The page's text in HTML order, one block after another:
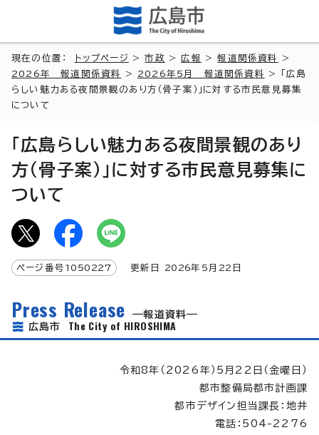
現在の位置： トップページ >市政 >広報 >報道関係資料
>
2026年 報道関係資料
> 2026年5月 報道関係資料
> 「広島
らしい魅力ある夜間景観のあり方（骨子案）」に対する市民意見募集
について
「広島らしい魅力ある夜間景観のあり
方（骨子案）」に対する市民意見募集に
ついて
ページ番号 1050227 更新日 2026年5月 22 日
Press Release
報道資料
広島市 The City of HIROSHIMA
令和8年（2026年）5月22日（金曜日）
都市整備局都市計画課
都市デザイン担当課長：地井
電話：504-2276